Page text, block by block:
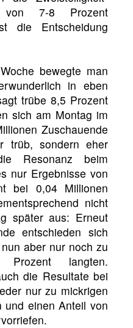
7-8 Prozent
die Entscheidung
bewegte man
in eben
trübe 8,5 Prozent
sich am Montag im
Zuschauende
trüb, sondern eher
Resonanz beim
nur Ergebnisse von
bei 0,04 Millionen
nicht
später aus: Erneut
entschieden sich
aber nur noch zu
langten.
die Resultate bei
nur zu mickrigen
und einen Anteil von